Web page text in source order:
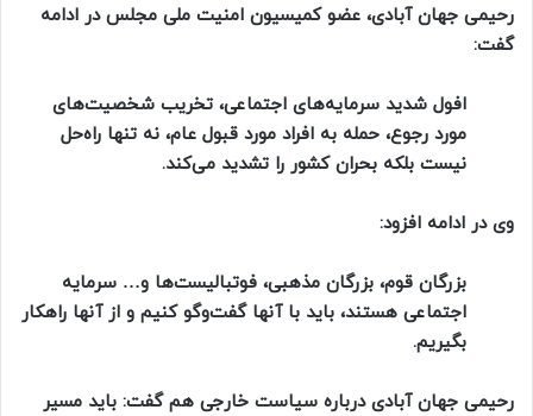
رحیمی جهان آبادی، عضو کمیسیون امنیت ملی مجلس در ادامه
گفت:
افول شدید سرمایه‌های اجتماعی، تخریب شخصیت‌های
مورد رجوع، حمله به افراد مورد قبول عام، نه تنها راه‌حل
نیست بلکه بحران کشور را تشدید می‌کند.
وی در ادامه افزود:
بزرگان قوم، بزرگان مذهبی، فوتبالیست‌ها و… سرمایه
اجتماعی هستند، باید با آنها گفت‌وگو کنیم و از آنها راهکار
بگیریم.
رحیمی جهان آبادی درباره سیاست خارجی هم گفت: باید مسیر